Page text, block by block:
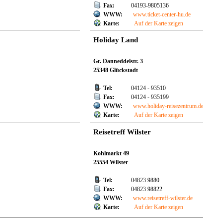
Fax:
04193-9805136
WWW:
www.ticket-center-hu.de
Karte:
Auf der Karte zeigen
Holiday Land
Gr. Danneddelstr. 3
25348 Glückstadt
Tel:
04124 - 93510
Fax:
04124 - 935199
WWW:
www.holiday-reisezentrum.de
Karte:
Auf der Karte zeigen
Reisetreff Wilster
Kohlmarkt 49
25554 Wilster
Tel:
04823 9880
Fax:
04823 98822
WWW:
www.reisetreff-wilster.de
Karte:
Auf der Karte zeigen